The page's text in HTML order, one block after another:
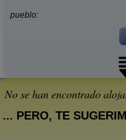
pueblo:
No se han encontrado
... PERO, TE